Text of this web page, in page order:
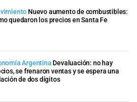
Nuevo aumento de combustibles:
quedaron los precios en Santa Fe
Argentina Devaluación: no hay
se frenaron ventas y se espera una
de dos dígitos